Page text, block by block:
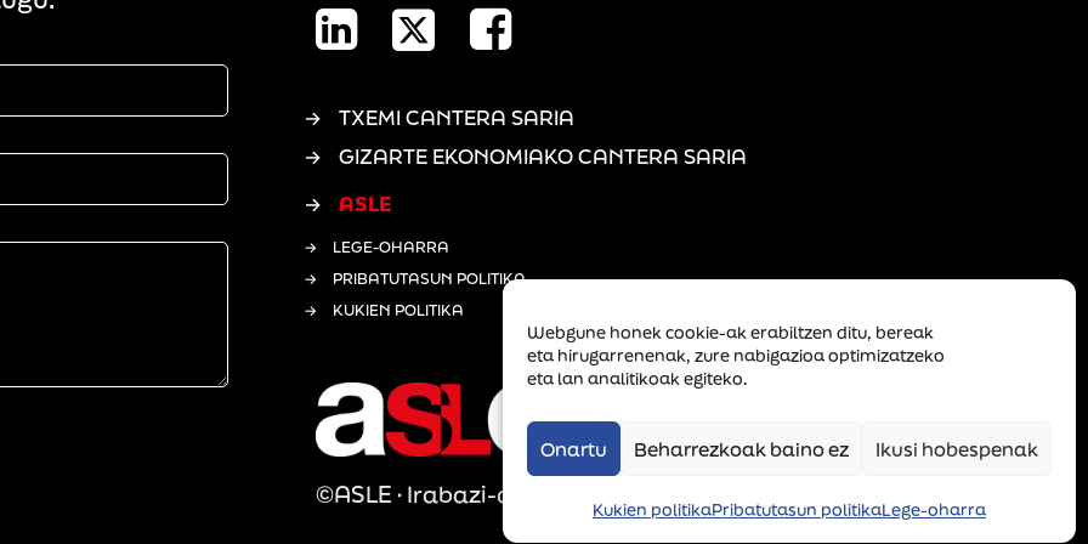
Webgune honek cookie-ak erabiltzen ditu, bereak
eta hirugarrenenak, zure nabigazioa optimizatzeko
eta lan analitikoak egiteko.
Onartu Beharrezkoak baino ez Ikusi hobespenak
Kukien politikaPribatutasun politikaLege-oharra
TXEMI CANTERA SARIA
GIZARTE EKONOMIAKO CANTERA SARIA
ASLE
LEGE-OHARRA
PRIBATUTASUN POLITIKA
KUKIEN POLITIKA
©ASLE · Irabazi-asmorik gabeko enpresa elkartea